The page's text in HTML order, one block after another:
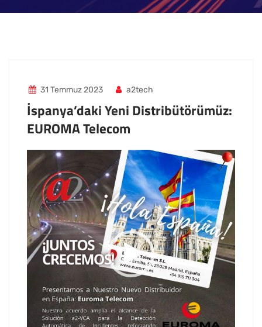
31 Temmuz 2023 a2tech
İspanya’daki Yeni Distribütörümüz:
EUROMA Telecom
Video
oynatıcı